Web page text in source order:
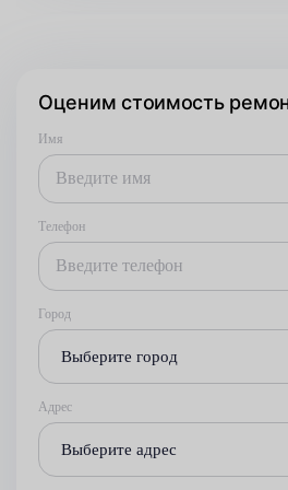
Оценим стоимость
Имя
Телефон
Город
Выберите город
Адрес
Выберите адрес